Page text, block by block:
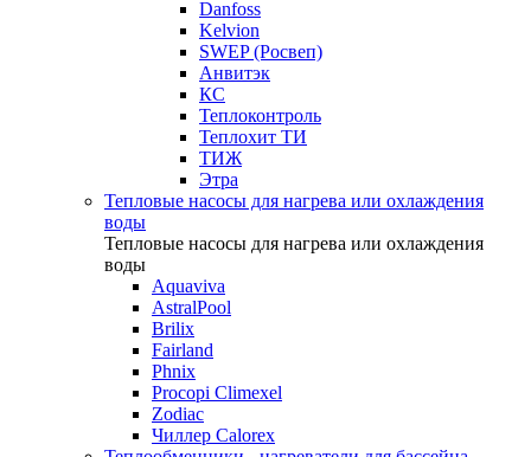
Danfoss
Kelvion
SWEP (Росвеп)
Анвитэк
КС
Теплоконтроль
Теплохит ТИ
ТИЖ
Этра
Тепловые насосы для нагрева или охлаждения
воды
Тепловые насосы для нагрева или охлаждения
воды
Aquaviva
AstralPool
Brilix
Fairland
Phnix
Procopi Climexel
Zodiac
Чиллер Calorex